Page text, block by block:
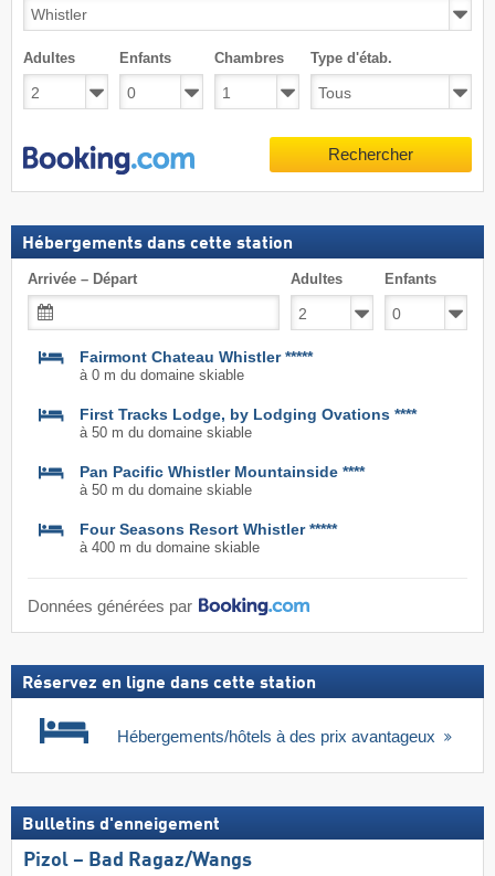
Adultes Enfants Chambres Type d'étab.
Rechercher
Hébergements dans cette station
Arrivée – Départ Adultes Enfants
Fairmont Chateau Whistler *****
à 0 m du domaine skiable
First Tracks Lodge, by Lodging Ovations ****
à 50 m du domaine skiable
Pan Pacific Whistler Mountainside ****
à 50 m du domaine skiable
Four Seasons Resort Whistler *****
à 400 m du domaine skiable
Données générées par
Réservez en ligne dans cette station
Hébergements/hôtels à des prix avantageux
Bulletins d'enneigement
Pizol – Bad Ragaz/​Wangs